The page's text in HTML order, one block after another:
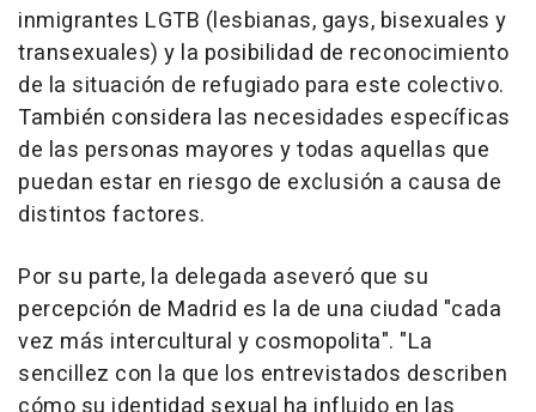
inmigrantes LGTB (lesbianas, gays, bisexuales y
transexuales) y la posibilidad de reconocimiento
de la situación de refugiado para este colectivo.
También considera las necesidades específicas
de las personas mayores y todas aquellas que
puedan estar en riesgo de exclusión a causa de
distintos factores.
Por su parte, la delegada aseveró que su
percepción de Madrid es la de una ciudad "cada
vez más intercultural y cosmopolita". "La
sencillez con la que los entrevistados describen